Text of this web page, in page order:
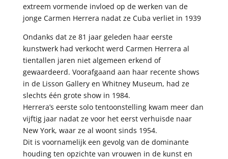
extreem vormende invloed op de werken van de
jonge Carmen Herrera nadat ze Cuba verliet in 1939
Ondanks dat ze 81 jaar geleden haar eerste
kunstwerk had verkocht werd Carmen Herrera al
tientallen jaren niet algemeen erkend of
gewaardeerd. Voorafgaand aan haar recente shows
in de Lisson Gallery en Whitney Museum, had ze
slechts één grote show in 1984.
Herrera’s eerste solo tentoonstelling kwam meer dan
vijftig jaar nadat ze voor het eerst verhuisde naar
New York, waar ze al woont sinds 1954.
Dit is voornamelijk een gevolg van de dominante
houding ten opzichte van vrouwen in de kunst en